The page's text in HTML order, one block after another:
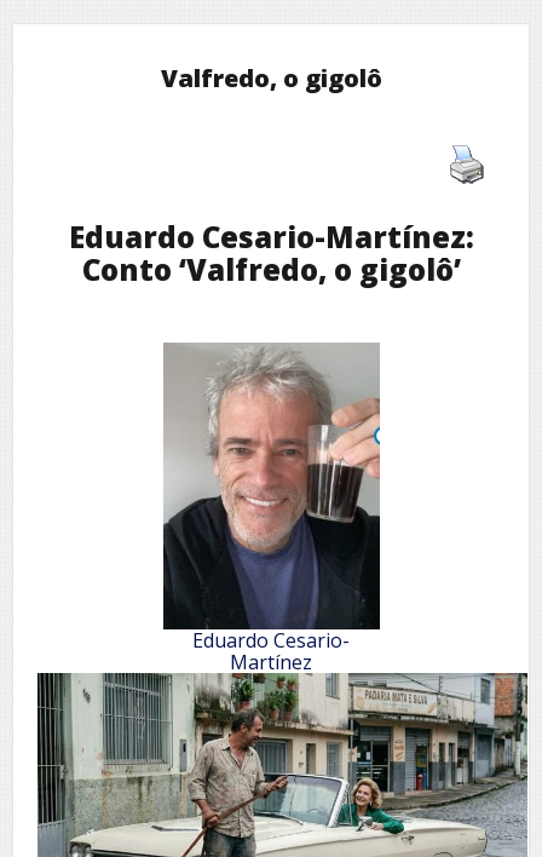
Valfredo, o gigolô
Eduardo Cesario-Martínez:
Conto ‘Valfredo, o gigolô’
Eduardo Cesario-
Martínez